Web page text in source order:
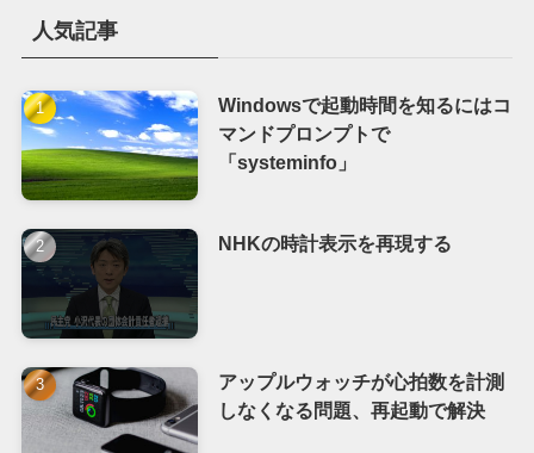
人気記事
Windowsで起動時間を知るにはコ
マンドプロンプトで
「systeminfo」
NHKの時計表示を再現する
アップルウォッチが心拍数を計測
しなくなる問題、再起動で解決